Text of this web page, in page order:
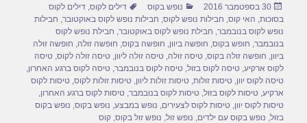
e
b
o
o
k
o
d
o
n
e
פורסם
בתאריך
30 בספטמבר 2016 קטגוריות
נופש בקוס תגיות
דילים לקוס,דילים לקוס
בסוכות, האי קוס, חבילות נופש לקוס, חבילות נופש לקוס באוקטובר, חבילות
נופש לקוס בנובמבר, חבילת נופש לקוס באוקטובר, חבילת נופש לקוס
בנובמבר, חופש בקוס, חופשה ביוון, חופשה בקוס, חופשה זולה, חופשה זולה
ביוון, חופשה זולה בקוס,טיסה זולה,טיסה זולה ליוון,טיסה זולה לקוס,טיסה
לקוס ארקיע,טיסה לקוס בזול,טיסה לקוס בנובמבר,טיסה לקוס ברגע האחרון,
טיסה לקוס יוון,טיסות זולות,טיסות זולות ליוון,טיסות זולות לקוס,טיסות לקוס
ארקיע,טיסות לקוס בזול,טיסות לקוס בנובמבר,טיסות לקוס ברגע האחרון,
טיסות לקוס יוון,טיסות לקוס לצעירים, נופש במבצע, נופש בקוס, נופש בקוס
בזול, נופש בקוס עם ילדים, נופש זול, נופש זול בקוס,קוס